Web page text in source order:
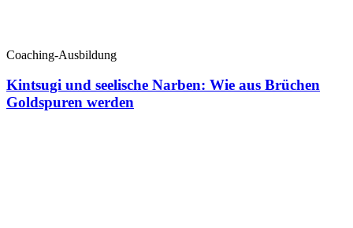
Coaching-Ausbildung
Kintsugi und seelische Narben: Wie aus Brüchen
Goldspuren werden